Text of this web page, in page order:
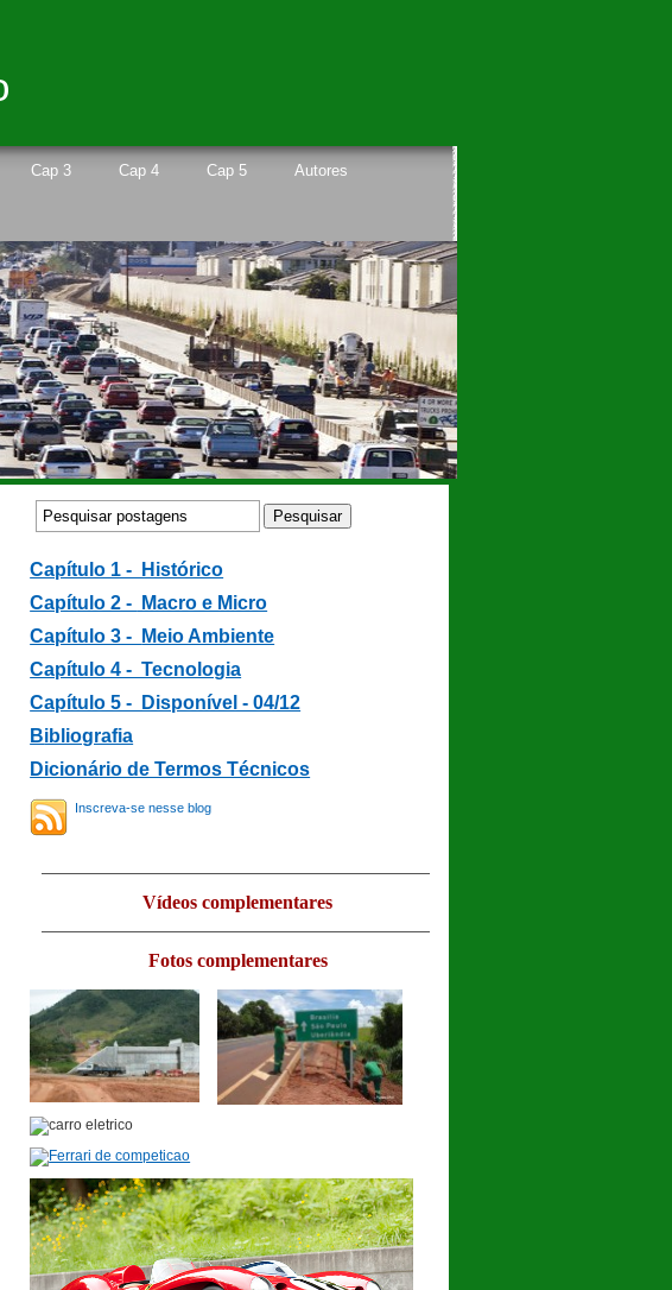
Cap 3 Cap 4 Cap 5 Autores
Capítulo 1 - Histórico
Capítulo 2 -
Macro e Micro
Capítulo 3 -
Meio Ambiente
Capítulo 4 - Tecnologia
Capítulo 5 - Disponível - 04/12
Bibliografia
Dicionário de Termos Técnicos
Inscreva-se nesse blog
Vídeos complementares
Fotos complementares